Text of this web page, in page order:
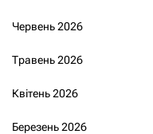
Червень 2026
Травень 2026
Квітень 2026
Березень 2026